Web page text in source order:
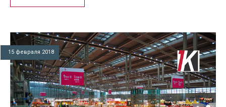
15 февраля 2018